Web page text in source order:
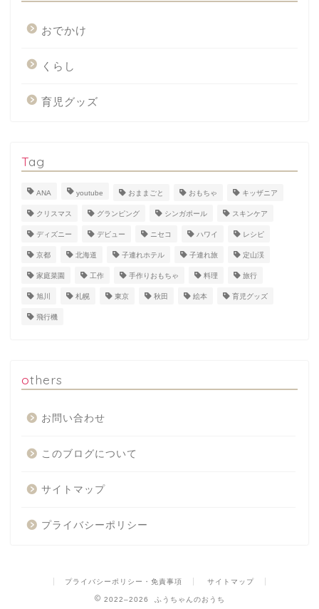
おでかけ
くらし
育児グッズ
Tag
ANA youtube おままごと おもちゃ キッザニア
クリスマス グランピング シンガポール スキンケア
ディズニー デビュー ニセコ ハワイ レシピ
京都 北海道 子連れホテル 子連れ旅 定山渓
家庭菜園 工作 手作りおもちゃ 料理 旅行
旭川 札幌 東京 秋田 絵本 育児グッズ
飛行機
others
お問い合わせ
このブログについて
サイトマップ
プライバシーポリシー
プライバシーポリシー・免責事項 サイトマップ
2022–2026 ふうちゃんのおうちJapanese